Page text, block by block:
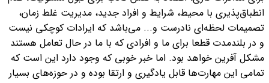
انطباق‌پذیری با محیط، شرایط و افراد جدید، مدیریت غلط زمان،
تصمیمات لحظه‌ای نادرست و... می‌باشد که ایرادات کوچکی نیست
و در بلند‌مدت قطعا برای ما و افرادی که با ما در حال تعامل هستند
مشکل آفرین خواهد بود. اما خبر خوبی که وجود دارد این است که
تمامی این مهارت‌ها قابل یادگیری و ارتقا بوده و در حوزه‌های بسیار